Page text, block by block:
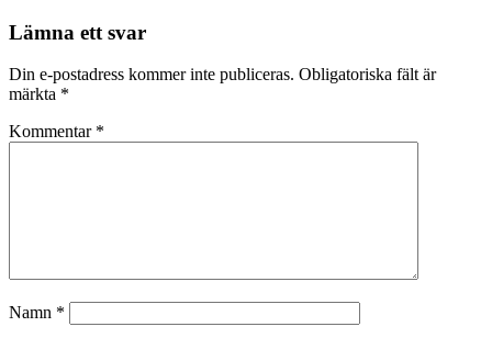
Lämna ett svar
Din e-postadress kommer inte publiceras. Obligatoriska fält är
märkta *
Kommentar *
Namn *